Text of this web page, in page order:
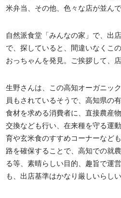
米弁当、その他、色々な店が並んで
自然派食堂「みんなの家」で、出
で、探していると、間違いなくこ
おっちゃんを発見。ご挨拶して、
生野さんは、この高知オーガニッ
員もされているそうで、高知県の
食材を求める消費者に、直接農産
交換なども行い、在来種を守る運
育や玄米食のすすめコーナーなど
路を確保することで、高知での就
る等、素晴らしい目的、趣旨で運
も、出店基準はかなり厳しいらしい